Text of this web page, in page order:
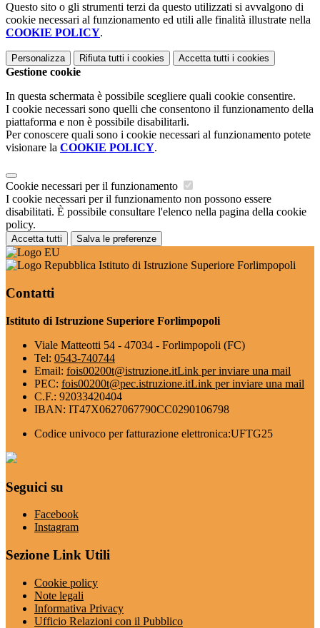
Questo sito o gli strumenti terzi da questo utilizzati si avvalgono di
cookie necessari al funzionamento ed utili alle finalità illustrate nella
COOKIE POLICY.
Personalizza Rifiuta tutti i cookies Accetta tutti i cookies
Gestione cookie
In questa schermata è possibile scegliere quali cookie consentire.
I cookie necessari sono quelli che consentono il funzionamento della
piattaforma e non è possibile disabilitarli.
Per conoscere quali sono i cookie necessari al funzionamento potete
visionare la COOKIE POLICY.
Cookie necessari per il funzionamento
I cookie necessari per il funzionamento non possono essere
disabilitati. È possibile consultare l'elenco nella pagina della cookie
policy.
Accetta tutti Salva le preferenze
Istituto di Istruzione Superiore Forlimpopoli
Contatti
Istituto di Istruzione Superiore Forlimpopoli
Viale Matteotti 54 - 47034 - Forlimpopoli (FC)
Tel: 0543-740744
Email: fois00200t@istruzione.itLink per inviare una mail
PEC: fois00200t@pec.istruzione.itLink per inviare una mail
C.F.: 92033420404
IBAN: IT47X0627067790CC0290106798
Codice univoco per fatturazione elettronica:UFTG25
Seguici su
Facebook
Instagram
Sezione Link Utili
Cookie policy
Note legali
Informativa Privacy
Ufficio Relazioni con il Pubblico